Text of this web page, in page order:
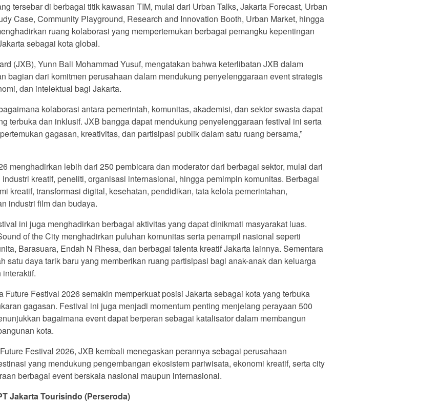
tersebar di berbagai titik kawasan TIM, mulai dari Urban Talks, Jakarta Forecast, Urban
Case, Community Playground, Research and Innovation Booth, Urban Market, hingga
ruang kolaborasi yang mempertemukan berbagai pemangku kepentingan
sebagai kota global.
(JXB), Yunn Bali Mohammad Yusuf, mengatakan bahwa keterlibatan JXB dalam
bagian dari komitmen perusahaan dalam mendukung penyelenggaraan event strategis
dan intelektual bagi Jakarta.
kolaborasi antara pemerintah, komunitas, akademisi, dan sektor swasta dapat
terbuka dan inklusif. JXB bangga dapat mendukung penyelenggaraan festival ini serta
gagasan, kreativitas, dan partisipasi publik dalam satu ruang bersama,”
menghadirkan lebih dari 250 pembicara dan moderator dari berbagai sektor, mulai dari
kreatif, peneliti, organisasi internasional, hingga pemimpin komunitas. Berbagai
kreatif, transformasi digital, kesehatan, pendidikan, tata kelola pemerintahan,
industri film dan budaya.
ini juga menghadirkan berbagai aktivitas yang dapat dinikmati masyarakat luas.
of the City menghadirkan puluhan komunitas serta penampil nasional seperti
Barasuara, Endah N Rhesa, dan berbagai talenta kreatif Jakarta lainnya. Sementara
satu daya tarik baru yang memberikan ruang partisipasi bagi anak-anak dan keluarga
Festival 2026 semakin memperkuat posisi Jakarta sebagai kota yang terbuka
gagasan. Festival ini juga menjadi momentum penting menjelang perayaan 500
bagaimana event dapat berperan sebagai katalisator dalam membangun
kota.
Festival 2026, JXB kembali menegaskan perannya sebagai perusahaan
yang mendukung pengembangan ekosistem pariwisata, ekonomi kreatif, serta city
berbagai event berskala nasional maupun internasional.
Jakarta Tourisindo (Perseroda)